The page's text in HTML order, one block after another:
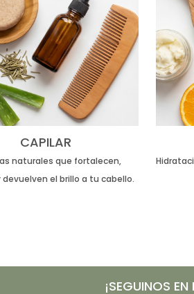
CAPILAR
naturales que fortalecen,
el brillo a tu cabello.
¡SEGUINOS